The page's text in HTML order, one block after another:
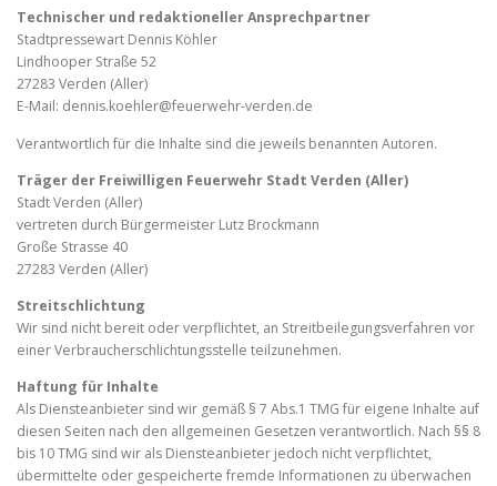
Technischer und redaktioneller Ansprechpartner
Stadtpressewart Dennis Köhler
Lindhooper Straße 52
27283 Verden (Aller)
E-Mail: dennis.koehler@feuerwehr-verden.de
Verantwortlich für die Inhalte sind die jeweils benannten Autoren.
Träger der Freiwilligen Feuerwehr Stadt Verden (Aller)
Stadt Verden (Aller)
vertreten durch Bürgermeister Lutz Brockmann
Große Strasse 40
27283 Verden (Aller)
Streitschlichtung
Wir sind nicht bereit oder verpflichtet, an Streitbeilegungsverfahren vor
einer Verbraucherschlichtungsstelle teilzunehmen.
Haftung für Inhalte
Als Diensteanbieter sind wir gemäß § 7 Abs.1 TMG für eigene Inhalte auf
diesen Seiten nach den allgemeinen Gesetzen verantwortlich. Nach §§ 8
bis 10 TMG sind wir als Diensteanbieter jedoch nicht verpflichtet,
übermittelte oder gespeicherte fremde Informationen zu überwachen